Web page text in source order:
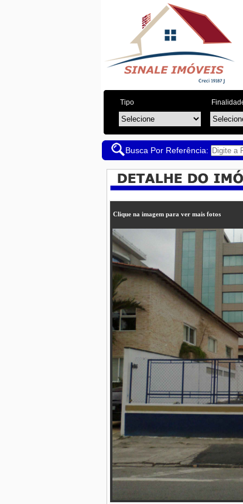
Tipo
Busca Por Referência:
Clique na imagem para ver mais fotos